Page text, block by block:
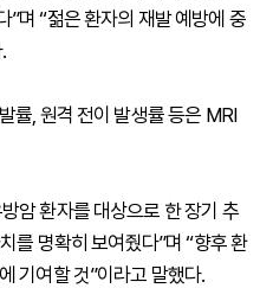
며 “젊은 환자의 재발 예방에 중
률, 원격 전이 발생률 등은 MRI
암 환자를 대상으로 한 장기 추
를 명확히 보여줬다”며 “향후 환
기여할 것”이라고 말했다.